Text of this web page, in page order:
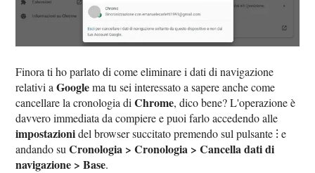
Finora ti ho parlato di come eliminare i dati di navigazione
relativi aGooglema tu sei interessato a sapere anche come
cancellare la cronologia diChrome, dico bene? L'operazione è
davvero immediata da compiere e puoi farlo accedendo alle
impostazionidel browser succitato premendo sul pulsante ⁝ e
andando suCronologia > Cronologia > Cancella dati di
navigazione > Base.